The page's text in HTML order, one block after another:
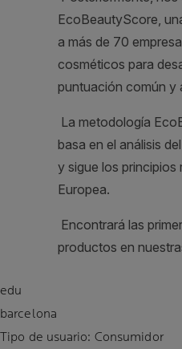
edu
barcelona
Tipo de usuario: Consumidor